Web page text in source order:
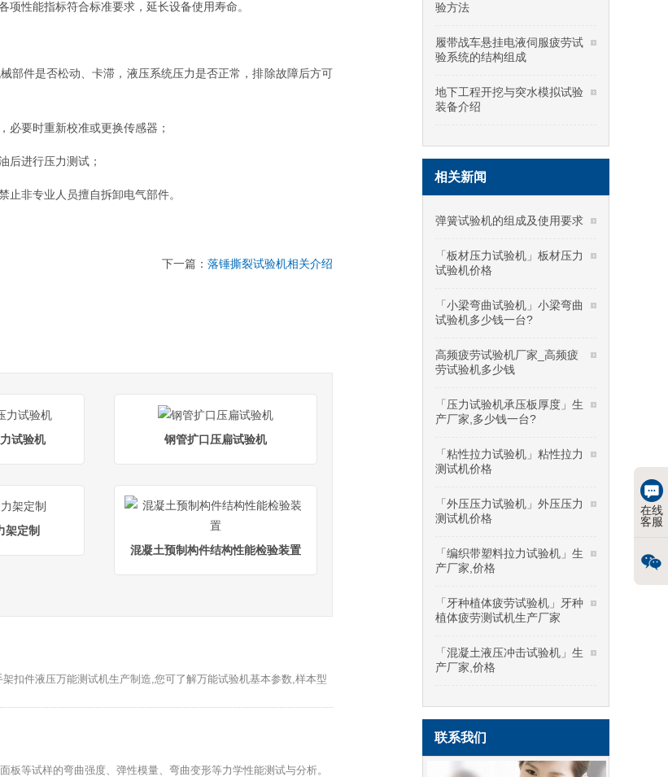
性能指标符合标准要求，延长设备使用寿命。
部件是否松动、卡滞，液压系统压力是否正常，排除故障后方可
必要时重新校准或更换传感器；
后进行压力测试；
非专业人员擅自拆卸电气部件。
下一篇： 落锤撕裂试验机相关介绍
试验机 钢管扩口压扁试验机
架定制
混凝土预制构件结构性能检验装置
扣件液压万能测试机生产制造,您可了解万能试验机基本参数,样本型
等试样的弯曲强度、弹性模量、弯曲变形等力学性能测试与分析。
验方法
履带战车悬挂电液伺服疲劳试
验系统的结构组成
地下工程开挖与突水模拟试验
装备介绍
相关新闻
弹簧试验机的组成及使用要求
「板材压力试验机」板材压力
试验机价格
「小梁弯曲试验机」小梁弯曲
试验机多少钱一台?
高频疲劳试验机厂家_高频疲
劳试验机多少钱
「压力试验机承压板厚度」生
产厂家,多少钱一台?
「粘性拉力试验机」粘性拉力
测试机价格
「外压压力试验机」外压压力
测试机价格
「编织带塑料拉力试验机」生
产厂家,价格
「牙种植体疲劳试验机」牙种
植体疲劳测试机生产厂家
「混凝土液压冲击试验机」生
产厂家,价格
联系我们
在线
客服